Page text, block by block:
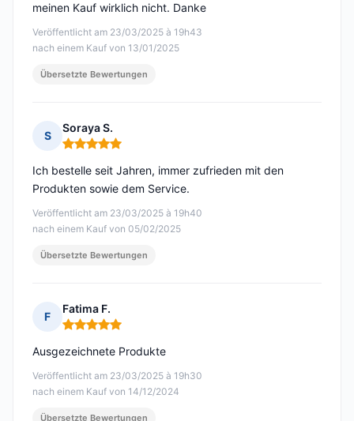
Veröffentlicht am 23/03/2025 à 19h43
nach einem Kauf von 13/01/2025
meinen Kauf wirklich nicht. Danke
Übersetzte Bewertungen
S
Soraya S.
Hinweis: 5 von 5
Veröffentlicht am 23/03/2025 à 19h40
nach einem Kauf von 05/02/2025
Ich bestelle seit Jahren, immer zufrieden mit den
Produkten sowie dem Service.
Übersetzte Bewertungen
F
Fatima F.
Hinweis: 5 von 5
Veröffentlicht am 23/03/2025 à 19h30
nach einem Kauf von 14/12/2024
Ausgezeichnete Produkte
Übersetzte Bewertungen